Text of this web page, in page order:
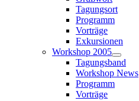
Tagungsort
Programm
Vorträge
Exkursionen
Workshop 2005
Tagungsband
Workshop News
Programm
Vorträge